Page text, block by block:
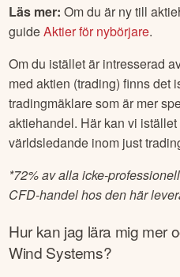
Läs mer: Om du är ny till
guideAktier för nybörjare.
Om du istället är intresserad
med aktien (trading) finns det
tradingmäklare som är mer
aktiehandel. Här kan vi
världsledande inom just
*72% av alla icke-
CFD-handel hos den här
Hur kan jag lära mig mer
Wind Systems?